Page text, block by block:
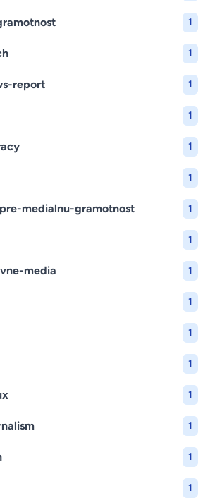
1
1
report 1
1
1
1
medialnu-gramotnost 1
1
media 1
1
1
1
1
1
1
1